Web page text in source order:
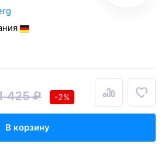
425 ₽ -2%
В корзину